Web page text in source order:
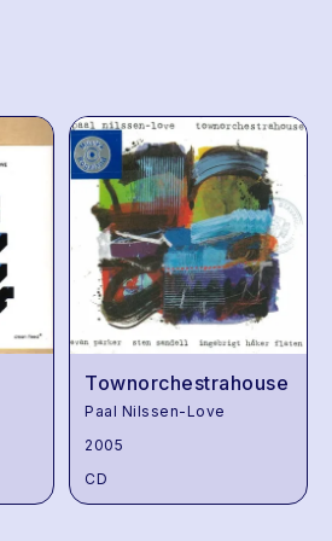
Townorchestrahouse
Paal Nilssen-Love
2005
CD